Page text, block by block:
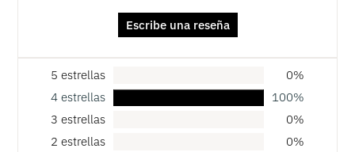
Escribe una reseña
5 estrellas
0%
4 estrellas
100%
3 estrellas
0%
2 estrellas
0%